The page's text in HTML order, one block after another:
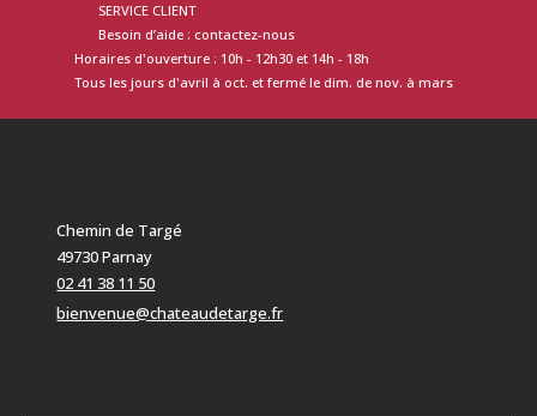
SERVICE CLIENT
Besoin d’aide : contactez-nous
Horaires d'ouverture : 10h - 12h30 et 14h - 18h
Tous les jours d'avril à oct. et fermé le dim. de nov. à mars
Chemin de Targé
49730 Parnay
02 41 38 11 50
bienvenue@chateaudetarge.fr